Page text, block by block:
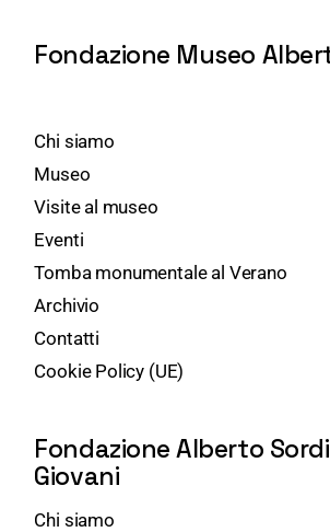
Fondazione Museo
Chi siamo
Museo
Visite al museo
Eventi
Tomba monumentale al Verano
Archivio
Contatti
Cookie Policy (UE)
Fondazione Alberto
Giovani
Chi siamo